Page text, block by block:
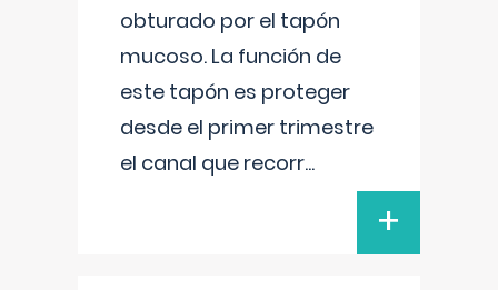
obturado por el tapón
mucoso. La función de
este tapón es proteger
desde el primer trimestre
el canal que recorr...
+